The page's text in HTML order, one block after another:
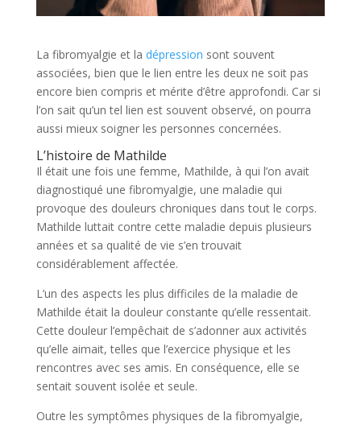
La fibromyalgie et la dépression sont souvent
associées, bien que le lien entre les deux ne soit pas
encore bien compris et mérite d’être approfondi. Car si
l’on sait qu’un tel lien est souvent observé, on pourra
aussi mieux soigner les personnes concernées.
L’histoire de Mathilde
Il était une fois une femme, Mathilde, à qui l’on avait
diagnostiqué une fibromyalgie, une maladie qui
provoque des douleurs chroniques dans tout le corps.
Mathilde luttait contre cette maladie depuis plusieurs
années et sa qualité de vie s’en trouvait
considérablement affectée.
L’un des aspects les plus difficiles de la maladie de
Mathilde était la douleur constante qu’elle ressentait.
Cette douleur l’empêchait de s’adonner aux activités
qu’elle aimait, telles que l’exercice physique et les
rencontres avec ses amis. En conséquence, elle se
sentait souvent isolée et seule.
Outre les symptômes physiques de la fibromyalgie,